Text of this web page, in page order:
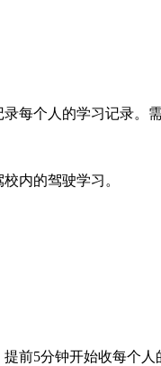
每个人的学习记录。
内的驾驶学习。
前5分钟开始收每个